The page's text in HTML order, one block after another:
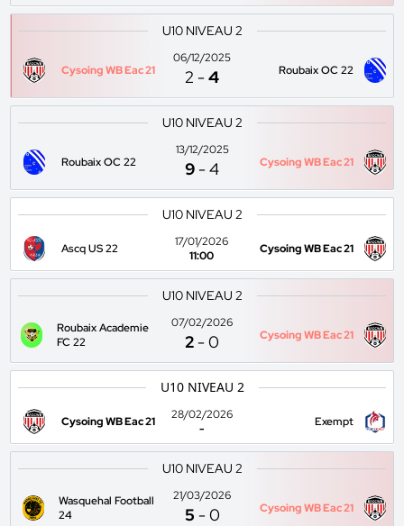
U10 NIVEAU 2
Cysoing WB Eac 21
06/12/2025
2 -4 Roubaix OC 22
U10 NIVEAU 2
Roubaix OC 22
13/12/2025
9 -4 Cysoing WB Eac 21
U10 NIVEAU 2
Ascq US 22
17/01/2026
11:00
Cysoing WB Eac 21
U10 NIVEAU 2
Roubaix Academie
FC 22
07/02/2026
2 -0 Cysoing WB Eac 21
U10 NIVEAU 2
Cysoing WB Eac 21
28/02/2026
-
Exempt
U10 NIVEAU 2
Wasquehal Football
24
21/03/2026
5 -0 Cysoing WB Eac 21